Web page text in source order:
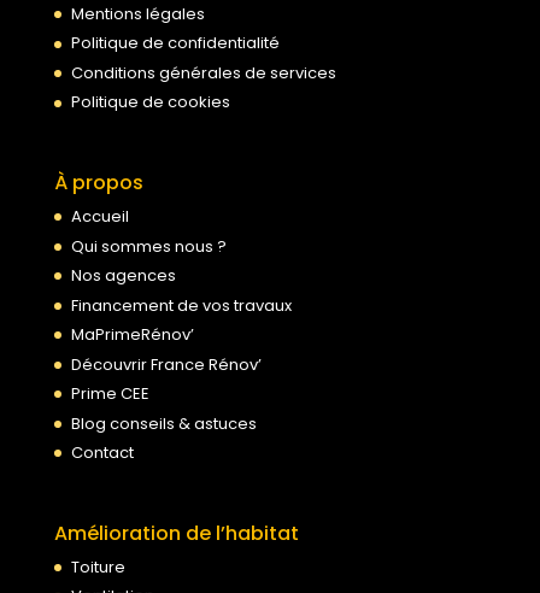
Mentions légales
Politique de confidentialité
Conditions générales de services
Politique de cookies
À propos
Accueil
Qui sommes nous ?
Nos agences
Financement de vos travaux
MaPrimeRénov’
Découvrir France Rénov’
Prime CEE
Blog conseils & astuces
Contact
Amélioration de l’habitat
Toiture